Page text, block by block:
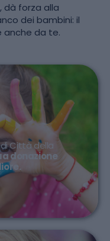
dà forza alla
dei bambini: il
anche da te.
Città della
donazione